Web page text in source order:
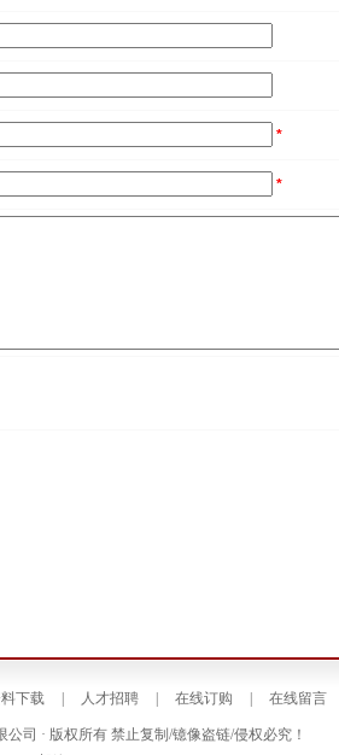
*
*
下载 人才招聘 在线订购 在线留言
司 · 版权所有 禁止复制/镱像盗链/侵权必究！